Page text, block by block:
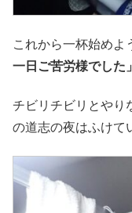
これから一杯始めよ
一日ご苦労様でした」
チビリチビリとやり
の道志の夜はふけ